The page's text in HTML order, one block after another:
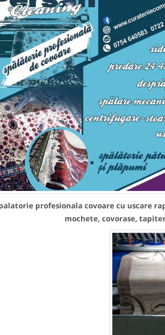
profesionala covoare cu uscare
mochete, covorase,